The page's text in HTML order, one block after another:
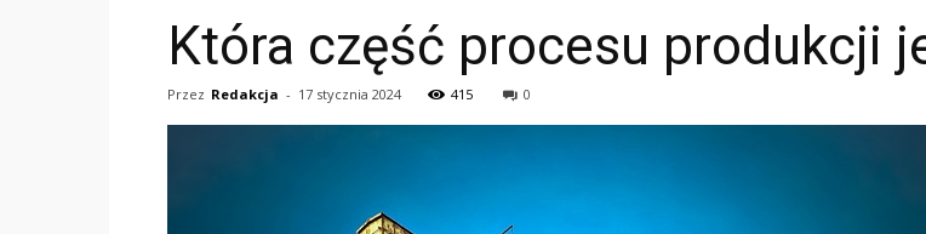
Która część procesu produkcji
Przez Redakcja - 17 stycznia 2024 415 0